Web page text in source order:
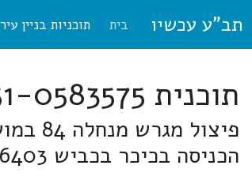
תב"ע עכשיו בית תוכניות בניין עיר
תוכנית 351-0583575 מנשה,אלונה
הכניסה בכיכר בכביש 6403 בחלק המערבי של ג